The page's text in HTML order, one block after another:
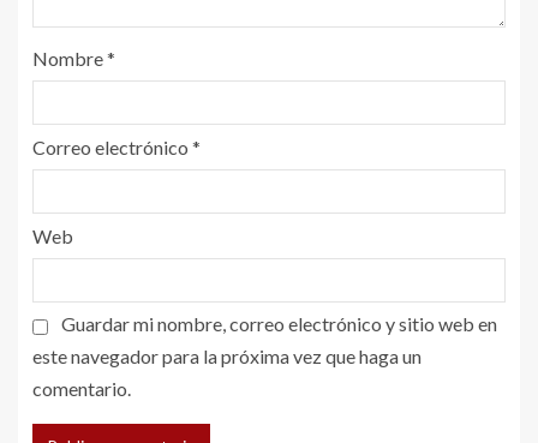
Nombre*
Correo electrónico *
Web
Guardar mi nombre, correo electrónico y sitio web en
este navegador para la próxima vez que haga un
comentario.